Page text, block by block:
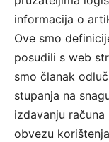
informacija o
Ove smo
posudili s web
smo članak
stupanja na
izdavanju
obvezu